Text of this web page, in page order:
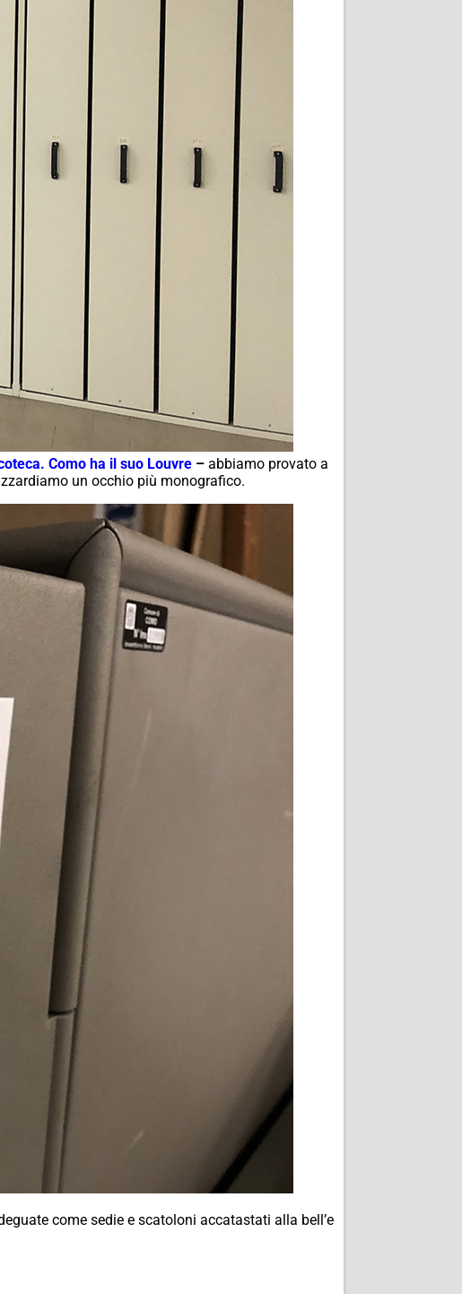
Como ha il suo Louvre – abbiamo provato a
un occhio più monografico.
come sedie e scatoloni accatastati alla bell’e